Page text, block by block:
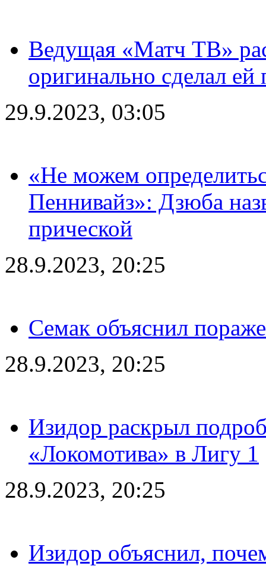
Ведущая «Матч ТВ»
оригинально сделал ей
29.9.2023, 03:05
«Не можем
Пеннивайз»: Дзюба
прической
28.9.2023, 20:25
Семак объяснил
28.9.2023, 20:25
Изидор раскрыл
«Локомотива» в Лигу 1
28.9.2023, 20:25
Изидор объяснил,